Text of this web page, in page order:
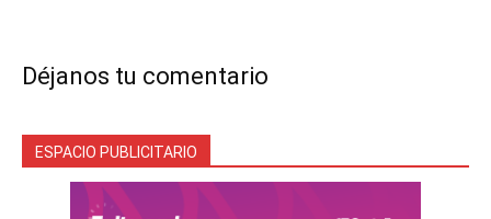
Déjanos tu comentario
ESPACIO PUBLICITARIO